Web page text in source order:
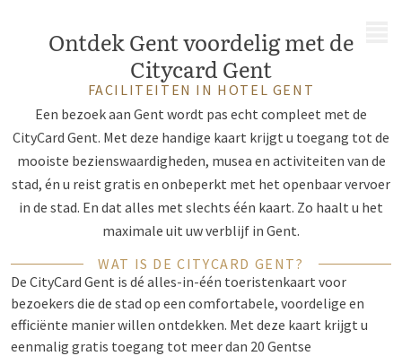
Ontdek Gent voordelig met de
Citycard Gent
FACILITEITEN IN HOTEL GENT
Een bezoek aan Gent wordt pas echt compleet met de
CityCard Gent. Met deze handige kaart krijgt u toegang tot de
mooiste bezienswaardigheden, musea en activiteiten van de
stad, én u reist gratis en onbeperkt met het openbaar vervoer
in de stad. En dat alles met slechts één kaart. Zo haalt u het
maximale uit uw verblijf in Gent.
WAT IS DE CITYCARD GENT?
De CityCard Gent is dé alles-in-één toeristenkaart voor
bezoekers die de stad op een comfortabele, voordelige en
efficiënte manier willen ontdekken. Met deze kaart krijgt u
eenmalig gratis toegang tot meer dan 20 Gentse